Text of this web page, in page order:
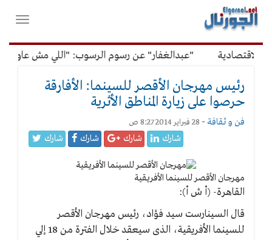
القائمة
الرئيسية
فتح
"عبدالغفار" عن رسوم الرسوب: "اللي مش عاوز
رئيس مهرجان الأقصر للسينما: الأفارقة
حرصوا على زيارة المناطق الأثرية
فن و ثقافة - 28 فبراير 2014 8:27 ص
شارك شارك شارك شارك
مهرجان الأقصر للسينما الأفريقية
القاهرة- (أ ش أ):
قال السينارست سيد فؤاد، رئيس مهرجان الأقصر
للسينما الأفريقية، الذى سيعقد خلال الفترة من 18 إلي